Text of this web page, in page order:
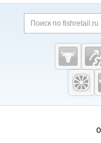
Cсылки
Важные
Навигация по